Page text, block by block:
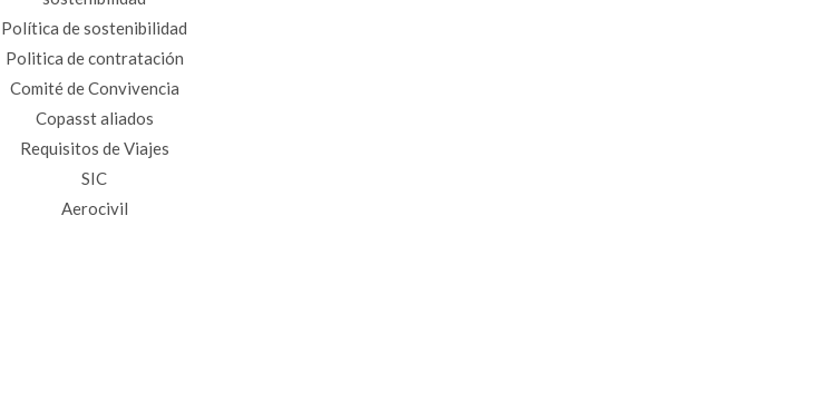
Política de sostenibilidad
Politica de contratación
Comité de Convivencia
Copasst aliados
Requisitos de Viajes
SIC
Aerocivil